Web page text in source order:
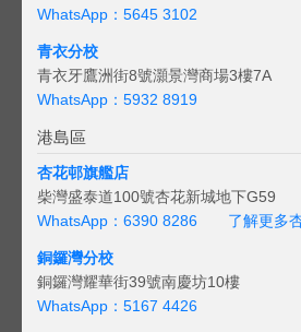
WhatsApp：5645 3102
青衣分校
青衣牙鷹洲街8號灝景灣商場3樓7A
WhatsApp：5932 8919
港島區
杏花邨旗艦店
柴灣盛泰道100號杏花新城地下G59
WhatsApp：6390 8286
了解更多
銅鑼灣分校
銅鑼灣耀華街39號南慶坊10樓
WhatsApp：5167 4426